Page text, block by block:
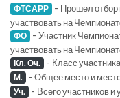
ФТСАРР - Прошел
участвовать на
ФО - Участник
участвовать на
Кл. Оч. - Класс
М. - Общее место и
Уч. - Всего участников и